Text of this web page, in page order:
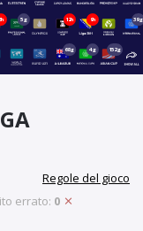
6h 5g 12h 9h 39g
68g 4g 152g
Regole del gioco
errato: 0